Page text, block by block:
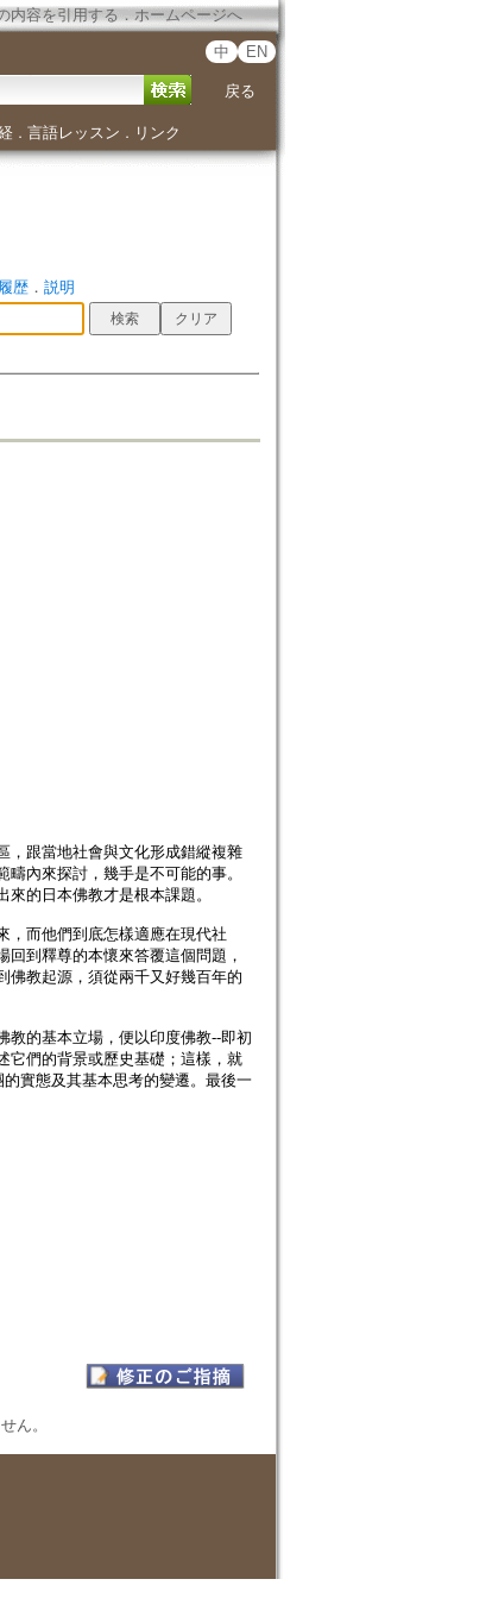
内容を引用する ． ホームページへ
中 EN
戻る
． 言語レッスン ． リンク
歴． 説明
，跟當地社會與文化形成錯縱複雜
內來探討，幾手是不可能的事。
的日本佛教才是根本課題。
，而他們到底怎樣適應在現代社
到釋尊的本懷來答覆這個問題，
佛教起源，須從兩千又好幾百年的
教的基本立場，便以印度佛教--即初
它們的背景或歷史基礎；這樣，就
實態及其基本思考的變遷。最後一
ん。